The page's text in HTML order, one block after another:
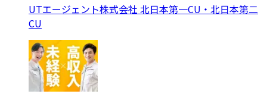
UTエージェント株式会社 北日本第一CU・北日本第二
CU